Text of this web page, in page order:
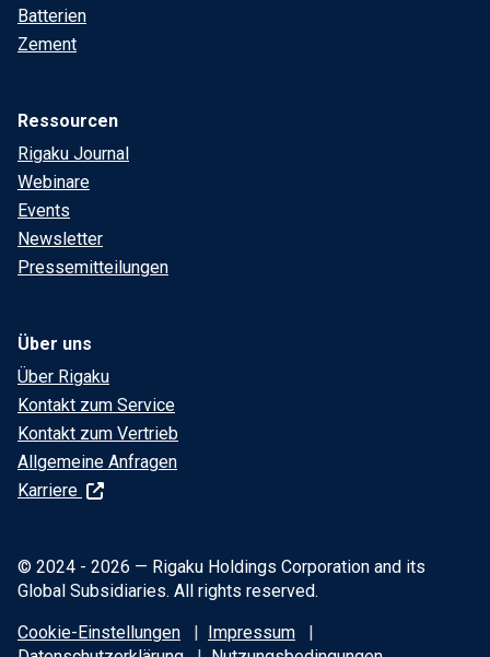
Batterien
Zement
Ressourcen
Rigaku Journal
Webinare
Events
Newsletter
Pressemitteilungen
Über uns
Über Rigaku
Kontakt zum Service
Kontakt zum Vertrieb
Allgemeine Anfragen
Karriere
© 2024 - 2026 — Rigaku Holdings Corporation and its
Global Subsidiaries. All rights reserved.
Cookie-Einstellungen
Impressum